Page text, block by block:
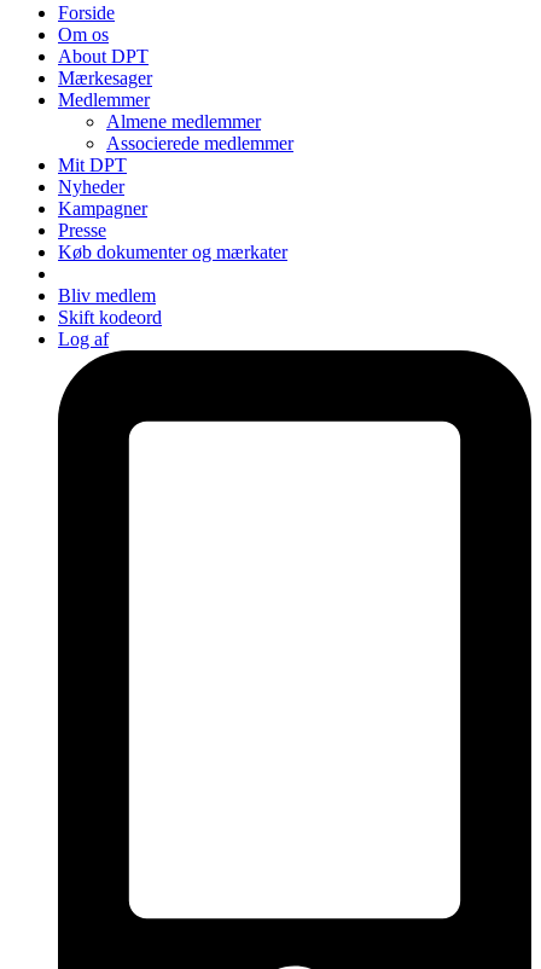
Forside
Om os
About DPT
Mærkesager
Medlemmer
Almene medlemmer
Associerede medlemmer
Mit DPT
Nyheder
Kampagner
Presse
Køb dokumenter og mærkater
Bliv medlem
Skift kodeord
Log af